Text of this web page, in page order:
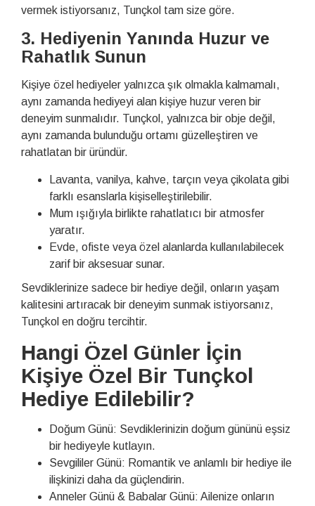
vermek istiyorsanız, Tunçkol tam size göre.
3. Hediyenin Yanında Huzur ve
Rahatlık Sunun
Kişiye özel hediyeler yalnızca şık olmakla kalmamalı,
aynı zamanda hediyeyi alan kişiye huzur veren bir
deneyim sunmalıdır. Tunçkol, yalnızca bir obje değil,
aynı zamanda bulunduğu ortamı güzelleştiren ve
rahatlatan bir üründür.
Lavanta, vanilya, kahve, tarçın veya çikolata gibi
farklı esanslarla kişiselleştirilebilir.
Mum ışığıyla birlikte rahatlatıcı bir atmosfer
yaratır.
Evde, ofiste veya özel alanlarda kullanılabilecek
zarif bir aksesuar sunar.
Sevdiklerinize sadece bir hediye değil, onların yaşam
kalitesini artıracak bir deneyim sunmak istiyorsanız,
Tunçkol en doğru tercihtir.
Hangi Özel Günler İçin
Kişiye Özel Bir Tunçkol
Hediye Edilebilir?
Doğum Günü: Sevdiklerinizin doğum gününü eşsiz
bir hediyeyle kutlayın.
Sevgililer Günü: Romantik ve anlamlı bir hediye ile
ilişkinizi daha da güçlendirin.
Anneler Günü & Babalar Günü: Ailenize onların